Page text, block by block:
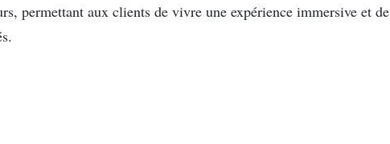
permettant aux clients de vivre une expérience immersive et de